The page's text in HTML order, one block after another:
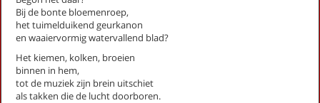
Nest van steen (Stadsgedicht 18)
Noem me Betty en geen Bep (stadsgedicht 12)
Papoea Nieuw-Guinea
Regels (Stadsgedicht 38)
Sedumdakendroom (Stadsgedicht 10)
[als de ochtend verdwijnt] (Stadsgedicht 37)
Bij de bonte bloemenroep,
het tuimelduikend geurkanon
en waaiervormig watervallend blad?
Het kiemen, kolken, broeien
binnen in hem,
tot de muziek zijn brein uitschiet
als takken die de lucht doorboren.